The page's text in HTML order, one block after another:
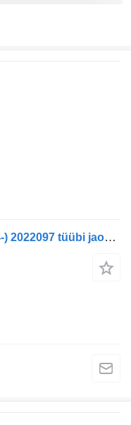
Reaktiivvarras DAF XF106 (01.14-) 2022097 tüübi jaoks sadulveoki DAF XF106 (2014-)